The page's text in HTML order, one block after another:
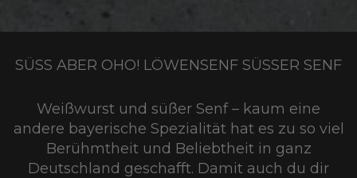
SÜSS ABER OHO! LÖWENSENF SÜSSER SENF
Weißwurst und süßer Senf – kaum eine
andere bayerische Spezialität hat es zu so viel
Berühmtheit und Beliebtheit in ganz
Deutschland geschafft. Damit auch du dir